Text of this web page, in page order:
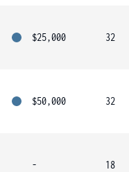
$25,000
32
$50,000
32
-
18